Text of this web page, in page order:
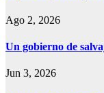
Ago 2, 2026
Un gobierno de
Jun 3, 2026